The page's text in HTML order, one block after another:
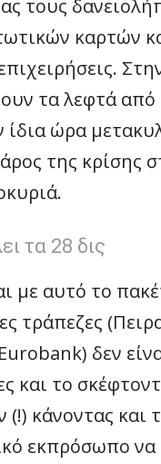
τους
καρτών
τα λεφτά από
ίδια ώρα
της κρίσης
τα 28 δις
με αυτό το
τράπεζες
δεν
και το
κάνοντας και
εκπρόσωπο να